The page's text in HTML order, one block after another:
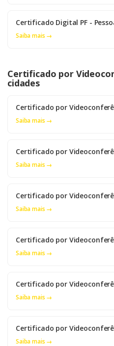
Certificado Digital PF -
Saiba mais →
Certificado por
cidades
Certificado por
Saiba mais →
Certificado por
Saiba mais →
Certificado por
Saiba mais →
Certificado por
Saiba mais →
Certificado por
Saiba mais →
Certificado por
Saiba mais →